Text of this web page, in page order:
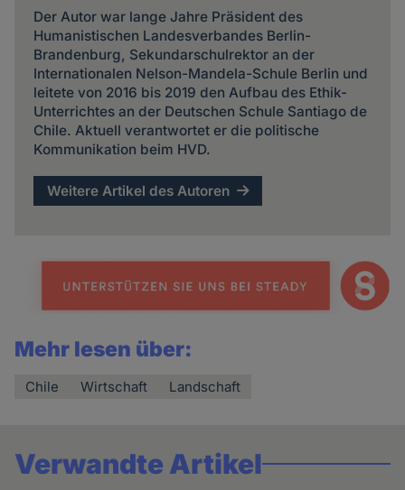
Der Autor war lange Jahre Präsident des
Humanistischen Landesverbandes Berlin-
Brandenburg, Sekundarschulrektor an der
Internationalen Nelson-Mandela-Schule Berlin und
leitete von 2016 bis 2019 den Aufbau des Ethik-
Unterrichtes an der Deutschen Schule Santiago de
Chile. Aktuell verantwortet er die politische
Kommunikation beim HVD.
Weitere Artikel des Autoren
Mehr lesen über:
Chile Wirtschaft Landschaft
Verwandte Artikel